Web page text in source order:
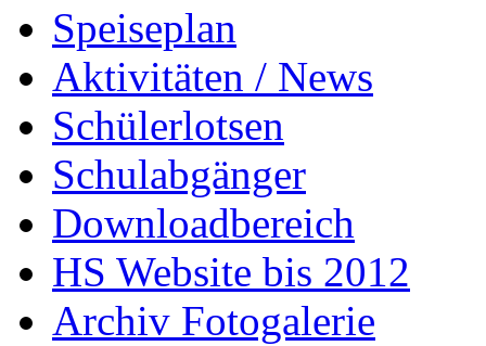
Speiseplan
Aktivitäten / News
Schülerlotsen
Schulabgänger
Downloadbereich
HS Website bis 2012
Archiv Fotogalerie